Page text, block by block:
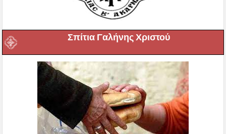
Σπίτια Γαλήνης Χριστού